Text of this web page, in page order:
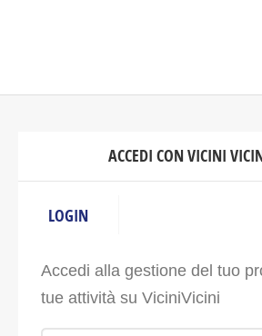
ACCEDI CON VICINI
LOGIN
Accedi alla gestione del tuo
tue attività su ViciniVicini